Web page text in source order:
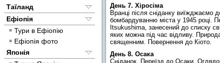
Таїланд
Ефіопія
Тури в Ефіопію
Ефіопія фото
Японія
День 7. Хіросіма
Вранці після сніданку виїжджаємо
бомбардуванню міста у 1945 році.
Itsukushima, занесений до списку
яких можна під час відливу.
священним. Повернення до Кіото.
День 8. Осака
Сніданок. Переїзд до Осаки.